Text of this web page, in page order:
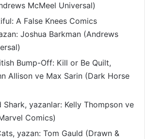
McMeel Universal)
A False Knees Comics
Joshua Barkman (Andrews
Bump-Off: Kill or Be Quilt,
Allison ve Max Sarin (Dark Horse
yazanlar: Kelly Thompson ve
Comics)
yazan: Tom Gauld (Drawn &